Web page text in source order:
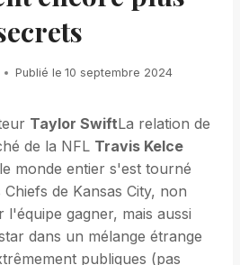
Publié le 10 septembre 2024
Taylor SwiftLa relation de
de la NFL Travis Kelce
monde entier s'est tourné
de Kansas City, non
gagner, mais aussi
dans un mélange étrange
publiques (pas